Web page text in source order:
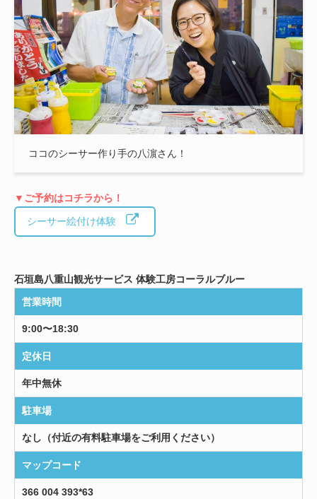
ココのシーサー作り手の八濵さん！
▼ご予約はコチラから！
シーサー絵付け体験
石垣島八重山観光サービス 体験工房コーラルブルー
営業時間
9:00〜18:30
定休日
年中無休
駐車場
なし（付近の有料駐車場をご利用ください）
マップコード
366 004 393*63